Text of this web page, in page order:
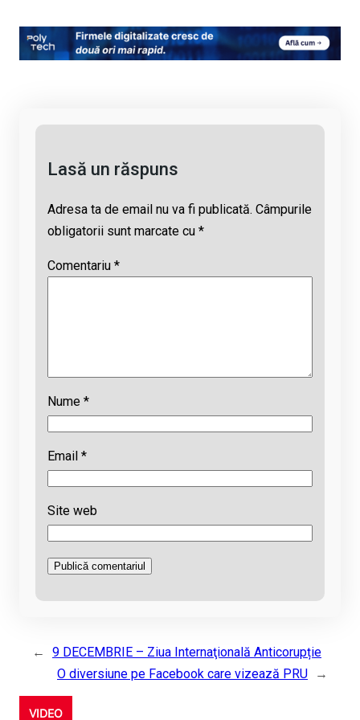
py
Li
ce
b
at
s
e
a
ail
Lasă un răspuns
Adresa ta de email nu va fi publicată. Câmpurile
obligatorii sunt marcate cu *
Comentariu *
Nume *
Email *
Site web
←
9 DECEMBRIE – Ziua Internaţională Anticorupție
O diversiune pe Facebook care vizează PRU
→
VIDEO